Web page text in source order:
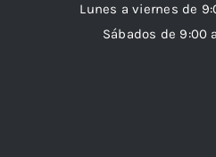
Lunes a viernes de
Sábados de 9:00